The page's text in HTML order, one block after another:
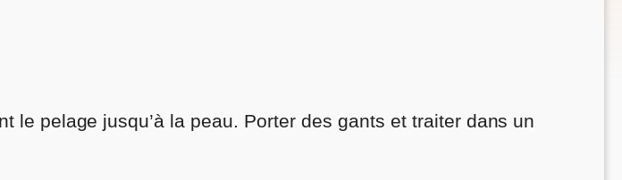
le pelage jusqu’à la peau. Porter des gants et traiter dans un